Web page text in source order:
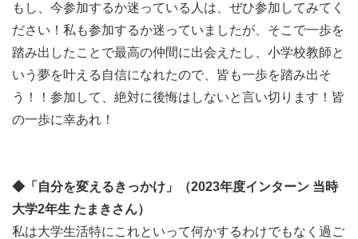
ご参加お待ちしています！
＜募集概要＞
対象者
※高専生の場合は、新4年生の方のみ応募可能です。
※18才とは「2025年4月1日に18才であること」を意味し
ます。
もし、今参加するか迷っている人は、ぜひ参加してみてく
ださい！私も参加するか迷っていましたが、そこで一歩を
踏み出したことで最高の仲間に出会えたし、小学校教師と
いう夢を叶える自信になれたので、皆も一歩を踏み出そ
う！！参加して、絶対に後悔はしないと言い切ります！皆
の一歩に幸あれ！
◆「自分を変えるきっかけ」（2023年度インターン 当時
大学2年生 たまきさん）
私は大学生活特にこれといって何かするわけでもなく過ご